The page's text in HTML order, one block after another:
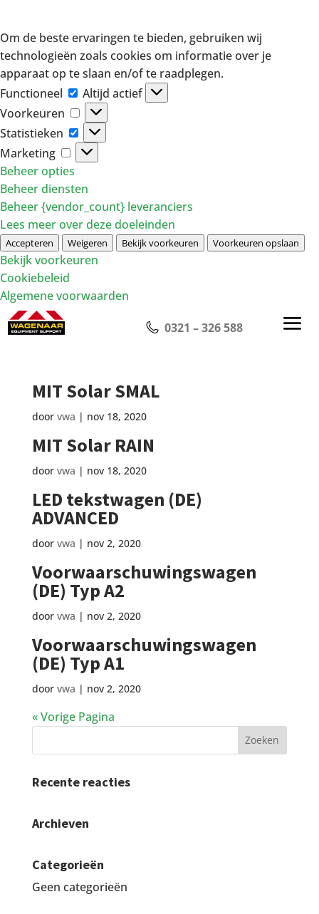
Om de beste ervaringen te bieden, gebruiken wij
technologieën zoals cookies om informatie over je
apparaat op te slaan en/of te raadplegen.
Functioneel
Functioneel
Altijd actief
Voorkeuren
Voorkeuren
Statistieken
Statistieken
Marketing
Marketing
Beheer opties
Beheer diensten
Beheer {vendor_count} leveranciers
Lees meer over deze doeleinden
Accepteren Weigeren Bekijk voorkeuren Voorkeuren opslaan
Bekijk voorkeuren
Cookiebeleid
Algemene voorwaarden
0321 – 326 588
MIT Solar SMAL
door vwa | nov 18, 2020
MIT Solar RAIN
door vwa | nov 18, 2020
LED tekstwagen (DE)
ADVANCED
door vwa | nov 2, 2020
Voorwaarschuwingswagen
(DE) Typ A2
door vwa | nov 2, 2020
Voorwaarschuwingswagen
(DE) Typ A1
door vwa | nov 2, 2020
« Vorige Pagina
Recente reacties
Archieven
Categorieën
Geen categorieën